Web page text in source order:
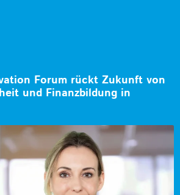
Forum rückt Zukunft von
und Finanzbildung in